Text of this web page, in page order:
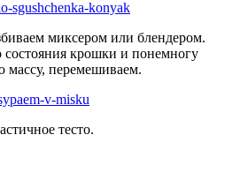
миксером или блендером.
состояния крошки и понемногу
массу, перемешиваем.
тесто.